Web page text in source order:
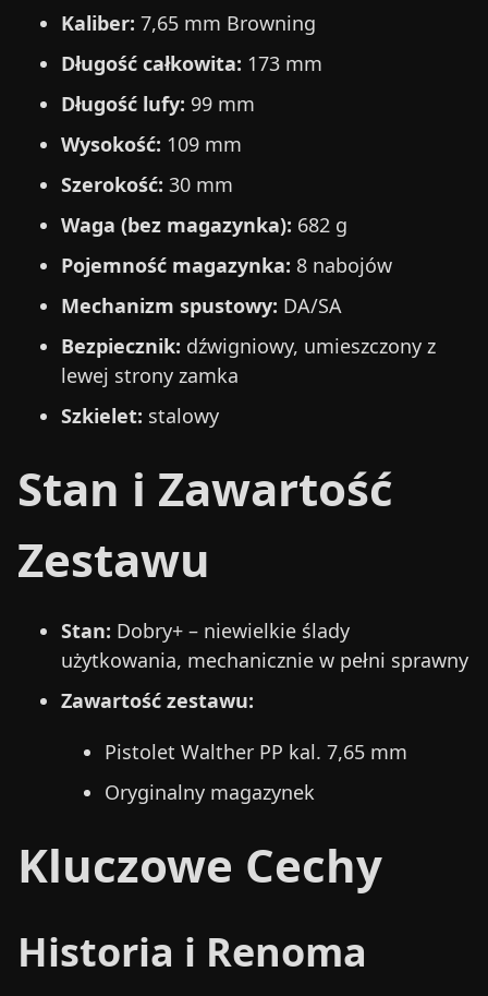
Kaliber: 7,65 mm Browning
Długość całkowita: 173 mm
Długość lufy: 99 mm
Wysokość: 109 mm
Szerokość: 30 mm
Waga (bez magazynka): 682 g
Pojemność magazynka: 8 nabojów
Mechanizm spustowy: DA/SA
Bezpiecznik: dźwigniowy, umieszczony z
lewej strony zamka
Szkielet: stalowy
Stan i Zawartość
Zestawu
Stan: Dobry+ – niewielkie ślady
użytkowania, mechanicznie w pełni sprawny
Zawartość zestawu:
Pistolet Walther PP kal. 7,65 mm
Oryginalny magazynek
Kluczowe Cechy
Historia i Renoma